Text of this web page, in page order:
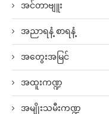
အင်တာဗျူး
အညာရနံ့ စာရနံ့
အတွေးအမြင်
အထူးကဏ္ဍ
အမျိုးသမီးကဏ္ဍ